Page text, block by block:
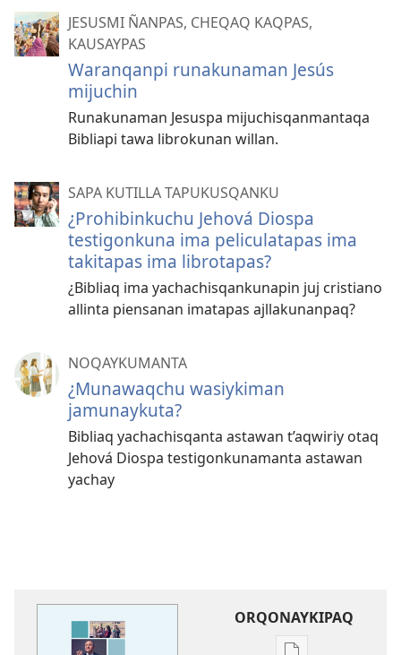
JESUSMI ÑANPAS, CHEQAQ KAQPAS,
KAUSAYPAS
Waranqanpi runakunaman Jesús
mijuchin
Runakunaman Jesuspa mijuchisqanmantaqa
Bibliapi tawa librokunan willan.
SAPA KUTILLA TAPUKUSQANKU
¿Prohibinkuchu Jehová Diospa
testigonkuna ima peliculatapas ima
takitapas ima librotapas?
¿Bibliaq ima yachachisqankunapin juj cristiano
allinta piensanan imatapas ajllakunanpaq?
NOQAYKUMANTA
¿Munawaqchu wasiykiman
jamunaykuta?
Bibliaq yachachisqanta astawan t’aqwiriy otaq
Jehová Diospa testigonkunamanta astawan
yachay
ORQONAYKIPAQ